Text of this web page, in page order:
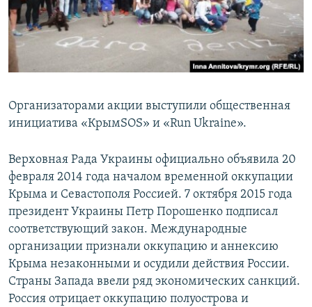
Организаторами акции выступили общественная
инициатива «КрымSOS» и «Run Ukraine».
Верховная Рада Украины официально объявила 20
февраля 2014 года началом временной оккупации
Крыма и Севастополя Россией. 7 октября 2015 года
президент Украины Петр Порошенко подписал
соответствующий закон. Международные
организации признали оккупацию и аннексию
Крыма незаконными и осудили действия России.
Страны Запада ввели ряд экономических санкций.
Россия отрицает оккупацию полуострова и